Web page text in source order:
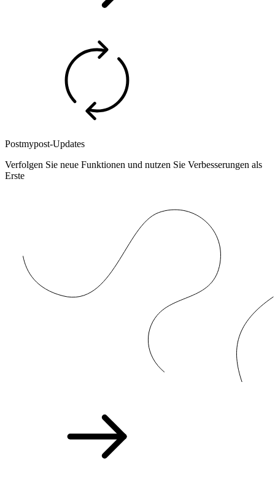
Postmypost-Updates
Verfolgen Sie neue Funktionen und nutzen Sie Verbesserungen als
Erste